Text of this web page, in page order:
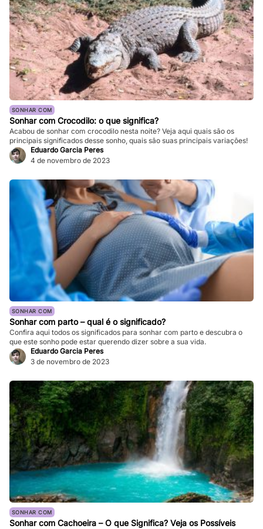
SONHAR COM
Sonhar com Crocodilo: o que significa?
Acabou de sonhar com crocodilo nesta noite? Veja aqui quais são os
principais significados desse sonho, quais são suas principais variações!
Eduardo Garcia Peres
4 de novembro de 2023
SONHAR COM
Sonhar com parto – qual é o significado?
Confira aqui todos os significados para sonhar com parto e descubra o
que este sonho pode estar querendo dizer sobre a sua vida.
Eduardo Garcia Peres
3 de novembro de 2023
SONHAR COM
Sonhar com Cachoeira – O que Significa? Veja os Possíveis